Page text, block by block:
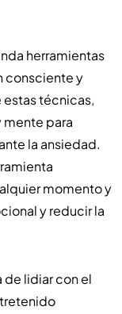
herramientas
consciente y
técnicas,
mente para
la ansiedad.
momento y
y reducir la
de lidiar con el